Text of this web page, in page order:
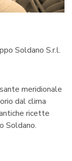
Soldano S.r.l.
meridionale
dal clima
ricette
Soldano.